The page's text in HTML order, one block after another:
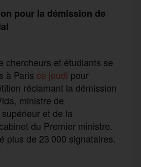
pour la démission de
chercheurs et étudiants se
à Paris ce jeudi pour
réclamant la démission
ministre de
et de la
du Premier ministre.
plus de 23 000 signataires.